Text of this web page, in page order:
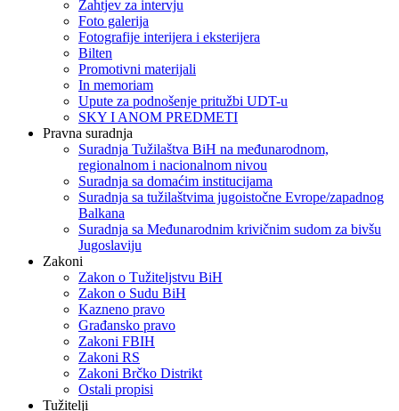
Zahtjev za intervju
Foto galerija
Fotografije interijera i eksterijera
Bilten
Promotivni materijali
In memoriam
Upute za podnošenje pritužbi UDT-u
SKY I ANOM PREDMETI
Pravna suradnja
Suradnja Tužilaštva BiH na međunarodnom,
regionalnom i nacionalnom nivou
Suradnja sa domaćim institucijama
Suradnja sa tužilaštvima jugoistočne Evrope/zapadnog
Balkana
Suradnja sa Međunarodnim krivičnim sudom za bivšu
Jugoslaviju
Zakoni
Zakon o Тužiteljstvu BiH
Zakon o Sudu BiH
Kazneno pravo
Građansko pravo
Zakoni FBIH
Zakoni RS
Zakoni Brčko Distrikt
Ostali propisi
Tužitelji